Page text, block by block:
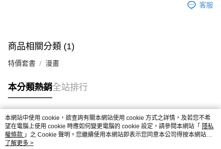
客服
商品相關分類 (1)
特價套書 漫畫
本分類熱銷全站排行
熱門標籤
本網站中使用 cookie，欲查詢有關本網站使用 cookie 方式之詳情，及若您不希
望在電腦上使用 cookie 時應如何變更電腦的 cookie 設定，請參閱本網站「 隱私
權條款 」之 Cookie 聲明。您繼續使用本網站即表示您同意本公司得按本網站使
用條款之 Cookie 聲明使用 cookie。
了解更多 >